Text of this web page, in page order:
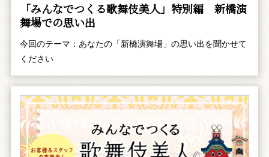
「みんなでつくる歌舞伎美人」特別編 新橋演
舞場での思い出
今回のテーマ：あなたの「新橋演舞場」の思い出を聞かせて
ください